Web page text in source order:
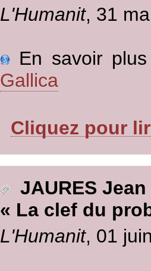
L'Humanit, 31
En savoir
Gallica
Cliquez pour
JAURES Jean
« La clef du
L'Humanit, 01